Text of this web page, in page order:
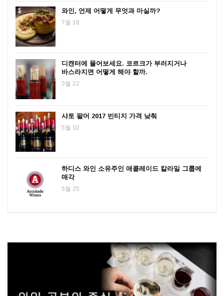
와인, 언제 어떻게 무엇과 마실까?
7월 18
디캔터에 물어보세요. 코르크가 부러지거나
바스라지면 어떻게 해야 할까.
3월 22
샤토 팔머 2017 빈티지 가격 낮춰
5월 02
하디스 와인 소유주인 애콜레이드 칼라일 그룹에
매각
5월 25